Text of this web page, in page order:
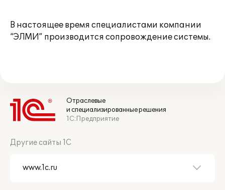
В настоящее время специалистами компании
“ЭЛМИ” производится сопровождение системы.
Отраслевые
и специализированные решения
1С:Предприятие
Другие сайты 1С